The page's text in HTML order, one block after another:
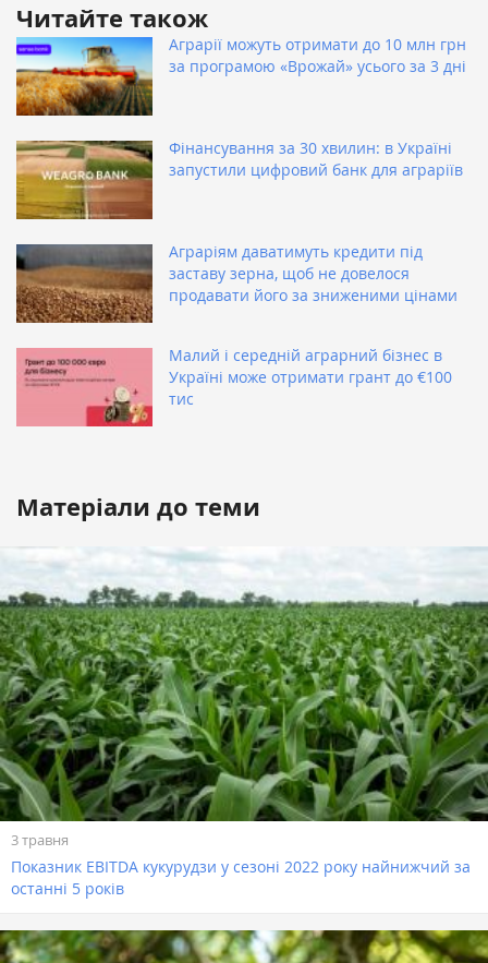
Читайте також
Аграрії можуть отримати до 10 млн грн
за програмою «Врожай» усього за 3 дні
Фінансування за 30 хвилин: в Україні
запустили цифровий банк для аграріїв
Аграріям даватимуть кредити під
заставу зерна, щоб не довелося
продавати його за зниженими цінами
Малий і середній аграрний бізнес в
Україні може отримати грант до €100
тис
Матеріали до теми
3 травня
Показник EBITDA кукурудзи у сезоні 2022 року найнижчий за
останні 5 років